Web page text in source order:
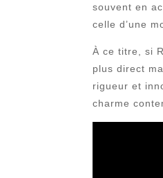
souvent en
celle d’une
À ce titre, si
plus direct
rigueur et
charme